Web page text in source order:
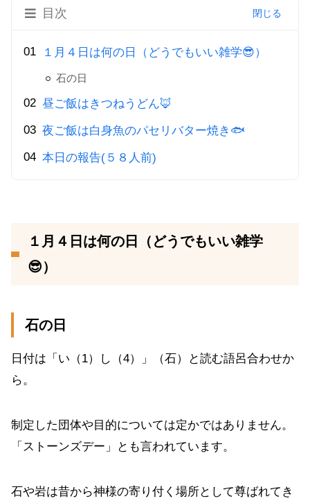
目次
１月４日は何の日（どうでもいい雑学😎）
石の日
昼ご飯はきつねうどん🦊
夜ご飯は白身魚のパセリバター焼き🐟
本日の報告(５８人前)
１月４日は何の日（どうでもいい雑学
😎）
石の日
日付は「い（1）し（4）」（石）と読む語呂合わせか
ら。
制定した団体や目的については定かではありません。
「ストーンズデー」とも言われています。
石や岩は昔から神様の寄り付く場所として尊ばれてき